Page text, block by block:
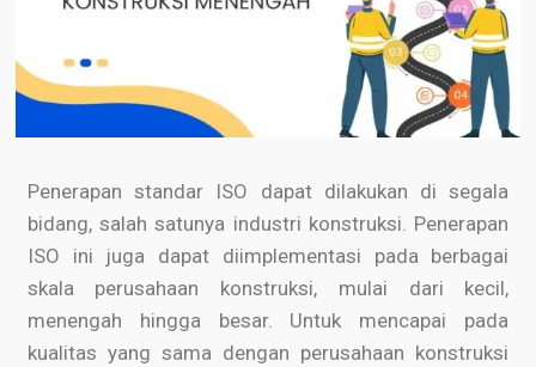
Penerapan standar ISO dapat dilakukan di segala
bidang, salah satunya industri konstruksi. Penerapan
ISO ini juga dapat diimplementasi pada berbagai
skala perusahaan konstruksi, mulai dari kecil,
menengah hingga besar. Untuk mencapai pada
kualitas yang sama dengan perusahaan konstruksi